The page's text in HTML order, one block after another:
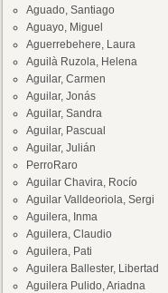
Aguado, Santiago
Aguayo, Miguel
Aguerrebehere, Laura
Aguilà Ruzola, Helena
Aguilar, Carmen
Aguilar, Jonás
Aguilar, Sandra
Aguilar, Pascual
Aguilar, Julián
PerroRaro
Aguilar Chavira, Rocío
Aguilar Valldeoriola, Sergi
Aguilera, Inma
Aguilera, Claudio
Aguilera, Pati
Aguilera Ballester, Libertad
Aguilera Pulido, Ariadna